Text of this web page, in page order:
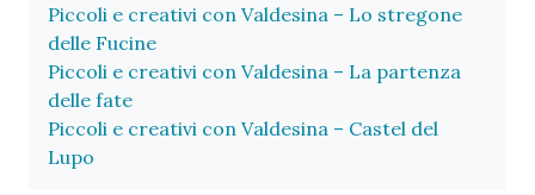
Piccoli e creativi con Valdesina – Lo stregone
delle Fucine
Piccoli e creativi con Valdesina – La partenza
delle fate
Piccoli e creativi con Valdesina – Castel del
Lupo